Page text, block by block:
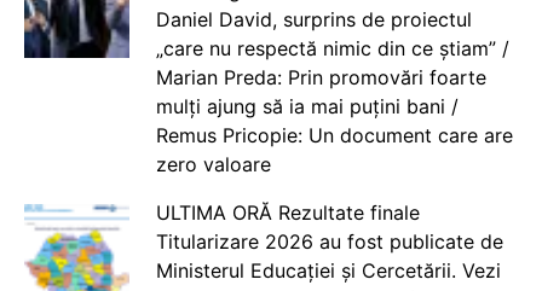
Daniel David, surprins de proiectul
„care nu respectă nimic din ce știam” /
Marian Preda: Prin promovări foarte
mulți ajung să ia mai puțini bani /
Remus Pricopie: Un document care are
zero valoare
ULTIMA ORĂ Rezultate finale
Titularizare 2026 au fost publicate de
Ministerul Educației și Cercetării. Vezi